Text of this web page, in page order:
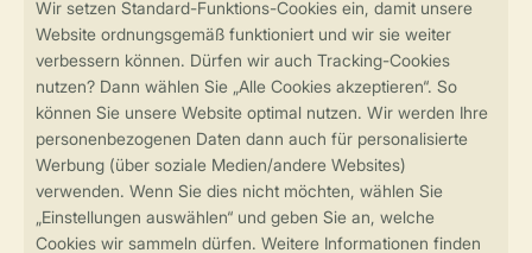
Sicherstellung Deiner Privatsphäre
Sicher und schnell zur Online-Buchung
Sichere Datenübertragung
Sicheres Bezahlen